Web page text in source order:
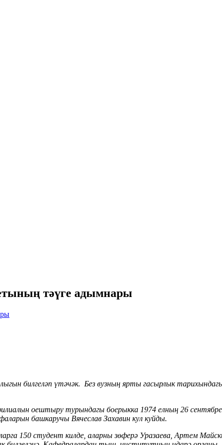
тәүге адымнары
билгеләп үтәчәк. Без вузның ярты гасырлык
оештыру турындагы боерыкка 1974 елның 26
башкаручы Вячеслав Захавин кул куйды.
150 студент килде, аларны зөферә Уразаева, Артем